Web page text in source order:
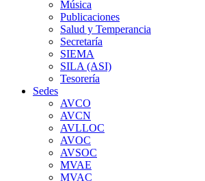
Música
Publicaciones
Salud y Temperancia
Secretaría
SIEMA
SILA (ASI)
Tesorería
Sedes
AVCO
AVCN
AVLLOC
AVOC
AVSOC
MVAE
MVAC